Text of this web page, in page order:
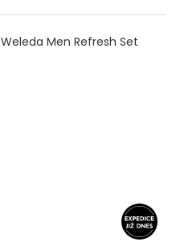
Weleda Men Refresh Set